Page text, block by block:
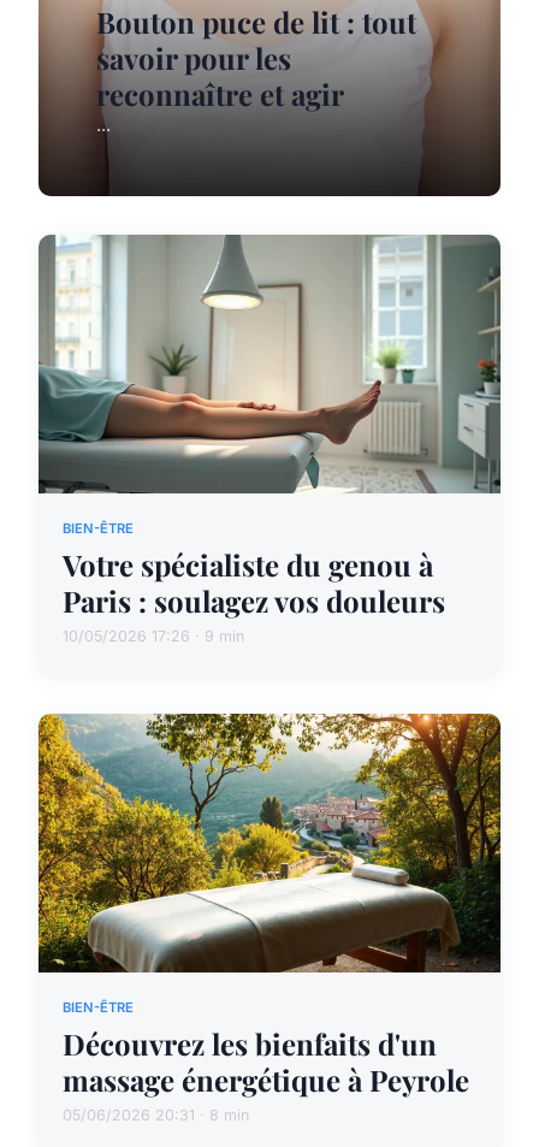
Bouton puce de lit : tout
savoir pour les
reconnaître et agir
...
BIEN-ÊTRE
Votre spécialiste du genou à
Paris : soulagez vos douleurs
10/05/2026 17:26 · 9 min
BIEN-ÊTRE
Découvrez les bienfaits d'un
massage énergétique à Peyrole
05/06/2026 20:31 · 8 min